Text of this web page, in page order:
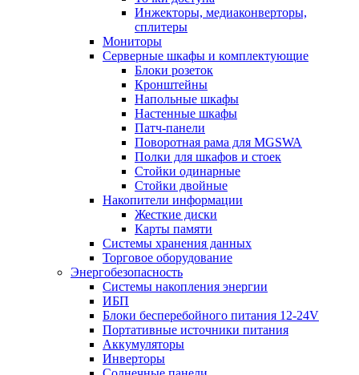
Инжекторы, медиаконверторы,
сплитеры
Мониторы
Серверные шкафы и комплектующие
Блоки розеток
Кронштейны
Напольные шкафы
Настенные шкафы
Патч-панели
Поворотная рама для MGSWA
Полки для шкафов и стоек
Стойки одинарные
Стойки двойные
Накопители информации
Жесткие диски
Карты памяти
Системы хранения данных
Торговое оборудование
Энергобезопасность
Системы накопления энергии
ИБП
Блоки бесперебойного питания 12-24V
Портативные источники питания
Аккумуляторы
Инверторы